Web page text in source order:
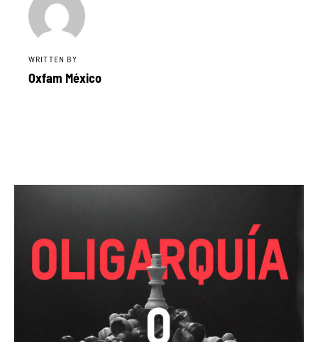
WRITTEN BY
Oxfam México